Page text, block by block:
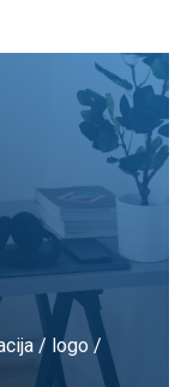
/ logo /